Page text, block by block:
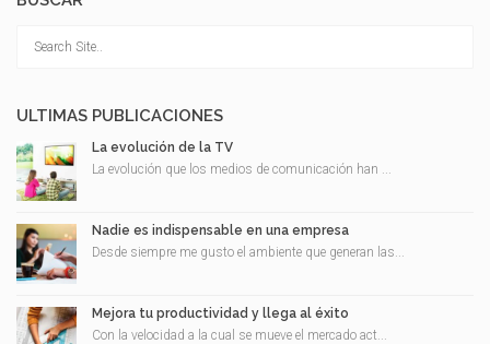
ULTIMAS PUBLICACIONES
La evolución de la TV
La evolución que los medios de comunicación han ...
Nadie es indispensable en una empresa
Desde siempre me gusto el ambiente que generan las...
Mejora tu productividad y llega al éxito
Con la velocidad a la cual se mueve el mercado act...